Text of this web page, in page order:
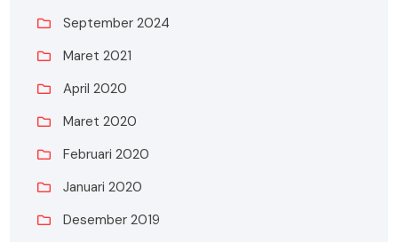
September 2024
Maret 2021
April 2020
Maret 2020
Februari 2020
Januari 2020
Desember 2019